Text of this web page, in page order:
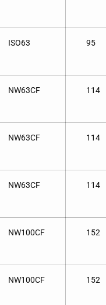
ISO63 95
NW63CF 114
NW63CF 114
NW63CF 114
NW100CF 152
NW100CF 152